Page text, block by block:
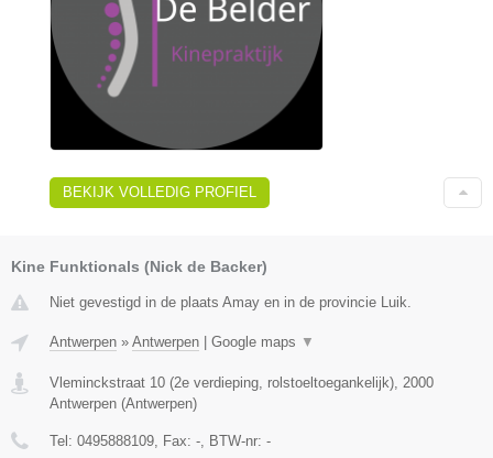
BEKIJK VOLLEDIG PROFIEL
Kine Funktionals (Nick de Backer)
Niet gevestigd in de plaats Amay en in de provincie Luik.
Antwerpen » Antwerpen Google maps ▼
Vleminckstraat 10 (2e verdieping, rolstoeltoegankelijk) 2000
Antwerpen (Antwerpen)
Tel: 0495888109 , Fax: - , BTW-nr: -